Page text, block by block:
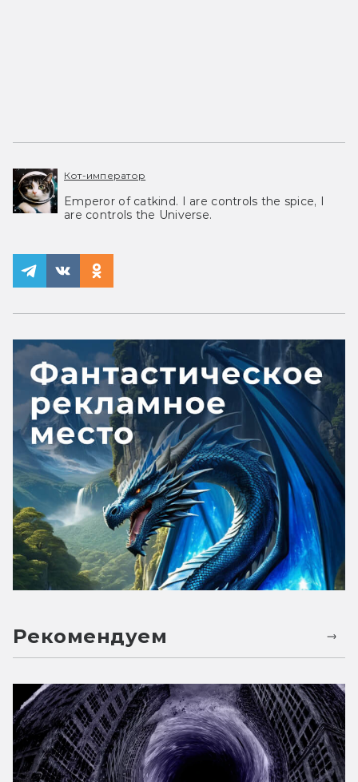
Кот-император
Emperor of catkind. I are controls the spice, I
are controls the Universe.
Рекомендуем